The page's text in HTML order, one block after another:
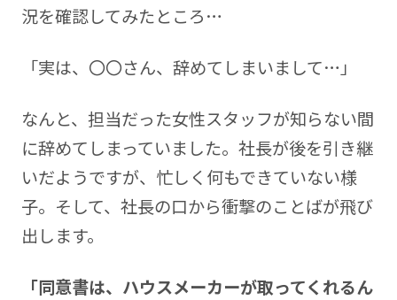
況を確認してみたところ…
「実は、〇〇さん、辞めてしまいまして…」
なんと、担当だった女性スタッフが知らない間
に辞めてしまっていました。社長が後を引き継
いだようですが、忙しく何もできていない様
子。そして、社長の口から衝撃のことばが飛び
出します。
「同意書は、ハウスメーカーが取ってくれるん